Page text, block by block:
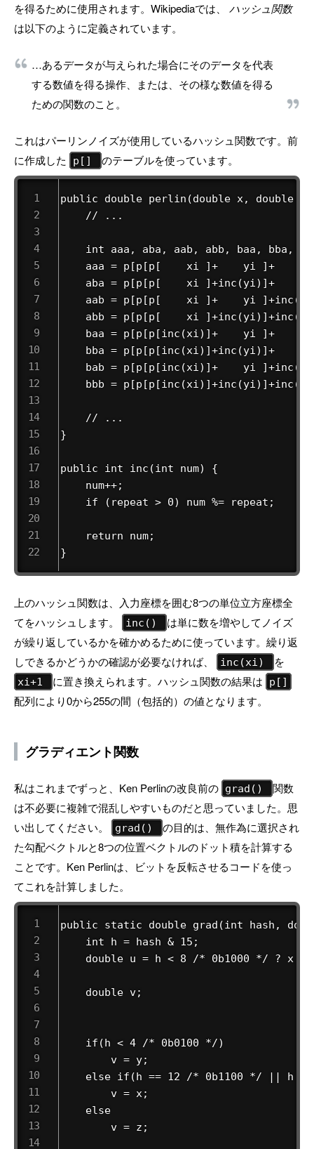
を得るために使用されます。Wikipediaでは、 ハッシュ関数
は以下のように定義されています。
…あるデータが与えられた場合にそのデータを代表
する数値を得る操作、または、その様な数値を得る
ための関数のこと。
これはパーリンノイズが使用しているハッシュ関数です。前
に作成した
p[] のテーブルを使っています。
public double perlin(double x, double
    // ...
int aaa, aba, aab, abb, baa, bba,
aaa = p[p[p[    xi ]+    yi ]+
aba = p[p[p[    xi ]+inc(yi)]+
aab = p[p[p[    xi ]+    yi
abb = p[p[p[    xi
baa = p[p[p[inc(xi)]+    yi ]+
bba = p[p[p[inc(xi)]+inc(yi)]+
bab = p[p[p[inc(xi)]+    yi
bbb =
    // ...
}
public int inc(int num) {
    num++;
    if (repeat > 0) num %= repeat;
    return num;
}
上のハッシュ関数は、入力座標を囲む8つの単位立方座標全
てをハッシュします。
inc()
は単に数を増やしてノイズ
が繰り返しているかを確かめるために使っています。繰り返
しできるかどうかの確認が必要なければ、
inc(xi) を
xi+1 に置き換えられます。ハッシュ関数の結果は p[]
配列により0から255の間（包括的）の値となります。
グラディエント関数
私はこれまでずっと、Ken Perlinの改良前の grad()
関数
は不必要に複雑で混乱しやすいものだと思っていました。思
い出してください。
grad()
の目的は、無作為に選択され
た勾配ベクトルと8つの位置ベクトルのドット積を計算する
ことです。Ken Perlinは、ビットを反転させるコードを使っ
てこれを計算しました。
public static double grad(int hash,
int h = hash & 15;
double u = h < 8 /* 0b1000 */ ? x :
double v;
if(h < 4 /* 0b0100 */)
        v = y;
else if(h == 12 /* 0b1100 */ || h
        v = x;
else
        v = z;